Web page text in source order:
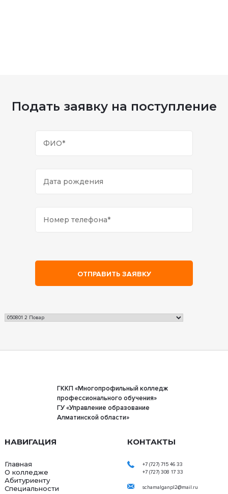
Подать заявку на поступление
ГККП «Многопрофильный колледж
профессионального обучения»
ГУ «Управление образование
Алматинской области»
НАВИГАЦИЯ
Главная
О колледже
Абитуриенту
Специальности
КОНТАКТЫ
+7 (727) 715 46 33
+7 (727) 308 17 33
schamalganpl2@mail.ru